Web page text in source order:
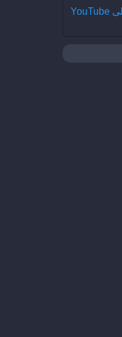
كيف تنقل من Apple Music إلى YouTube